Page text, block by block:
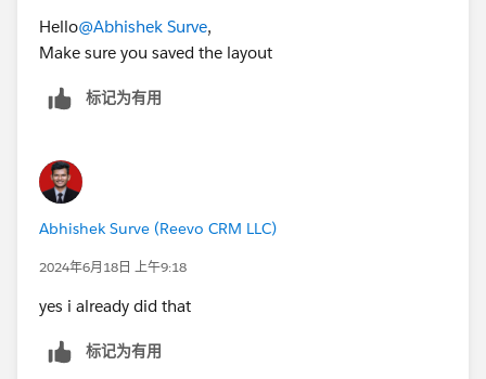
Hello@Abhishek Surve,
Make sure you saved the layout
标记为有用
Abhishek Surve (Reevo CRM LLC)
2024年6月18日 上午9:18
yes i already did that
标记为有用